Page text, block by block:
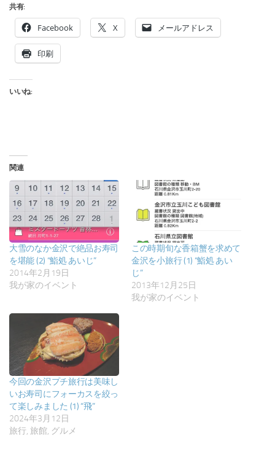
共有:
Facebook X メールアドレス
印刷
いいね:
関連
大雪のなか金沢で絶品お寿司
を堪能 (2) “鮨処 あいじ”
2014年2月19日
我が家のイベント
この時期旬な香箱蟹を求めて
金沢を小旅行 (1) “鮨処 あい
じ”
2013年12月25日
我が家のイベント
今回の金沢プチ旅行は美味し
いお寿司にフォーカスを絞っ
て楽しみました (1) “飛”
2024年3月12日
旅行, 旅館, グルメ